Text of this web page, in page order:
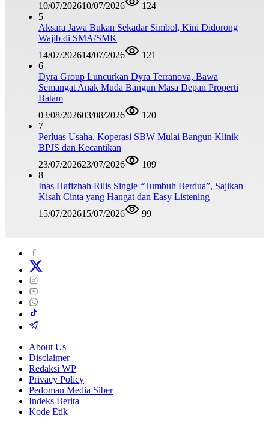
10/07/202610/07/2026
124
5
Aksara Jawa Bukan Sekadar Simbol, Kini Didorong
Wajib di SMA/SMK
14/07/202614/07/2026
121
6
Dyra Group Luncurkan Dyra Terranova, Bawa
Semangat Anak Muda Bangun Masa Depan Properti
Batam
03/08/202603/08/2026
120
7
Perluas Usaha, Koperasi SBW Mulai Bangun Klinik
BPJS dan Kecantikan
23/07/202623/07/2026
109
8
Inas Hafizhah Rilis Single “Tumbuh Berdua”, Sajikan
Kisah Cinta yang Hangat dan Easy Listening
15/07/202615/07/2026 99
About Us
Disclaimer
Redaksi WP
Privacy Policy
Pedoman Media Siber
Indeks Berita
Kode Etik